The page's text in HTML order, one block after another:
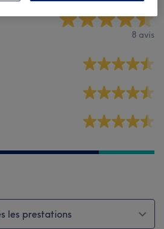
8 avis
les prestations